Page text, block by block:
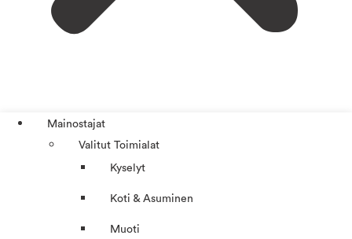
Mainostajat
Valitut Toimialat
Kyselyt
Koti & Asuminen
Muoti